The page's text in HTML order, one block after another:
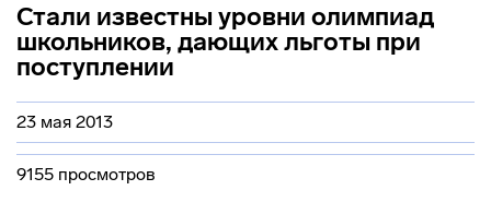
Стали известны уровни олимпиад
школьников, дающих льготы при
поступлении
23 мая 2013
9155 просмотров